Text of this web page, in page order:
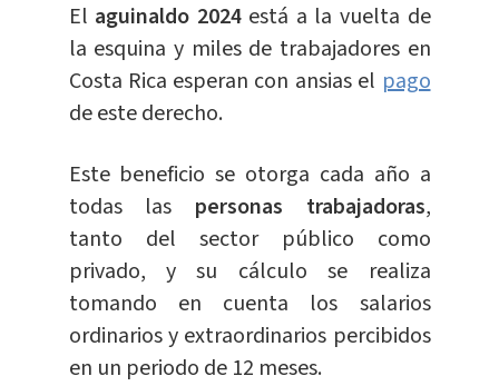
El aguinaldo 2024 está a la vuelta de
la esquina y miles de trabajadores en
Costa Rica esperan con ansias el pago
de este derecho.
Este beneficio se otorga cada año a
todas las personas trabajadoras,
tanto del sector público como
privado, y su cálculo se realiza
tomando en cuenta los salarios
ordinarios y extraordinarios percibidos
en un periodo de 12 meses.